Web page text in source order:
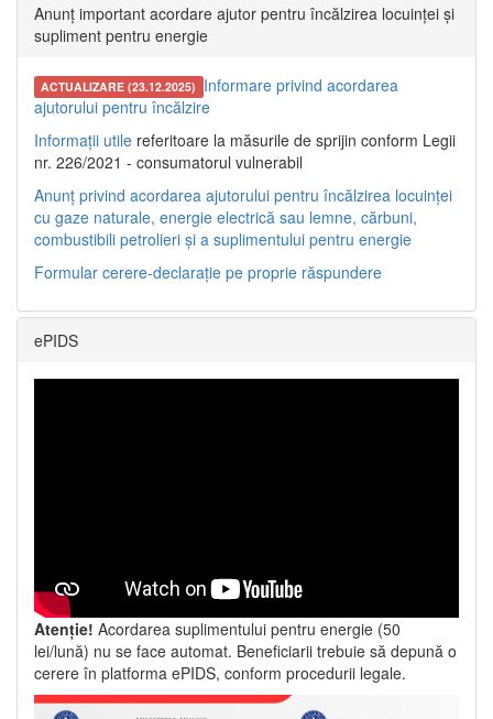
Anunț important acordare ajutor pentru încălzirea locuinței și
supliment pentru energie
ACTUALIZARE (23.12.2025) Informare privind acordarea
ajutorului pentru încălzire
Informații utile referitoare la măsurile de sprijin conform Legii
nr. 226/2021 - consumatorul vulnerabil
Anunț privind acordarea ajutorului pentru încălzirea locuinței
cu gaze naturale, energie electrică sau lemne, cărbuni,
combustibili petrolieri și a suplimentului pentru energie
Formular cerere-declarație pe proprie răspundere
ePIDS
Atenție! Acordarea suplimentului pentru energie (50
lei/lună) nu se face automat. Beneficiarii trebuie să depună o
cerere în platforma ePIDS, conform procedurii legale.